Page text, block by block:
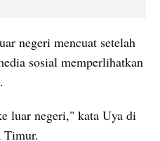
negeri mencuat setelah
sosial memperlihatkan
luar negeri," kata Uya di
Timur.